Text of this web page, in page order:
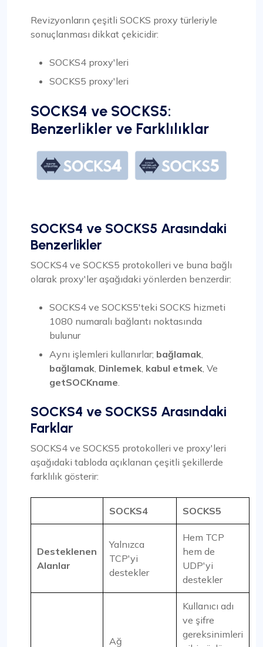
Revizyonların çeşitli SOCKS proxy türleriyle
sonuçlanması dikkat çekicidir:
SOCKS4 proxy'leri
SOCKS5 proxy'leri
SOCKS4 ve SOCKS5:
Benzerlikler ve Farklılıklar
SOCKS4 ve SOCKS5 Arasındaki
Benzerlikler
SOCKS4 ve SOCKS5 protokolleri ve buna bağlı
olarak proxy'ler aşağıdaki yönlerden benzerdir:
SOCKS4 ve SOCKS5'teki SOCKS hizmeti
1080 numaralı bağlantı noktasında
bulunur
Aynı işlemleri kullanırlar; bağlamak
bağlamak Dinlemek kabul etmek , Ve
getSOCKname
SOCKS4 ve SOCKS5 Arasındaki
Farklar
SOCKS4 ve SOCKS5 protokolleri ve proxy'leri
aşağıdaki tabloda açıklanan çeşitli şekillerde
farklılık gösterir:
SOCKS4 SOCKS5
Desteklenen
Alanlar
Yalnızca
TCP'yi
destekler
Hem TCP
hem de
UDP'yi
destekler
Ağ
Kullanıcı adı
ve şifre
gereksinimleri